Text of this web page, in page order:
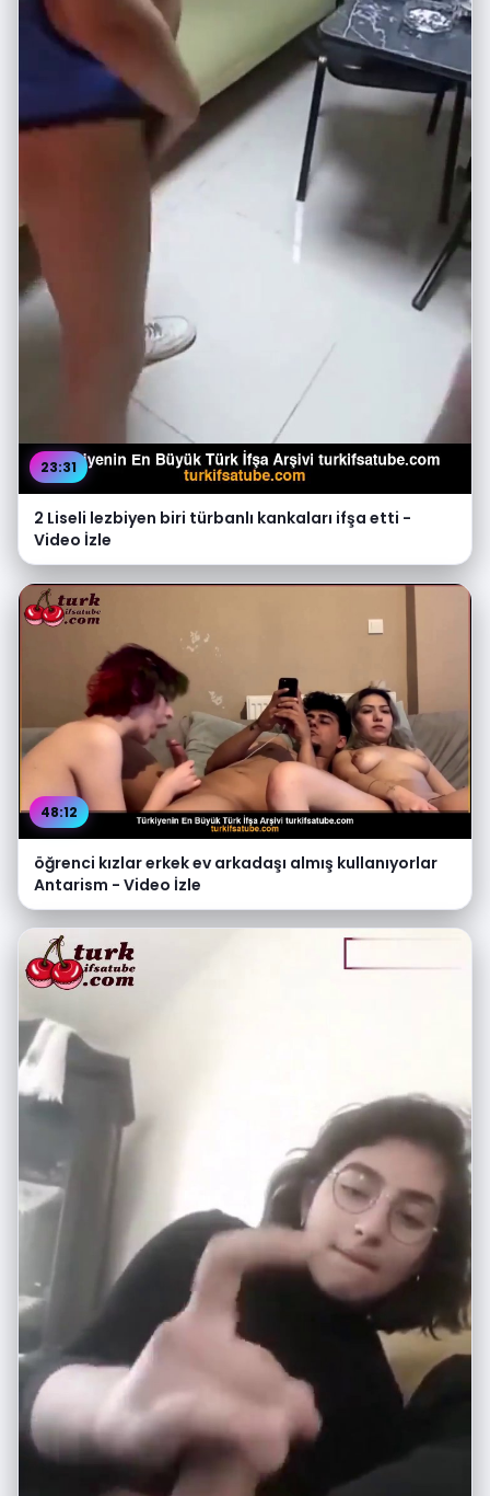
23:31
2 Liseli lezbiyen biri türbanlı kankaları ifşa etti -
Video İzle
48:12
öğrenci kızlar erkek ev arkadaşı almış kullanıyorlar
Antarism - Video İzle